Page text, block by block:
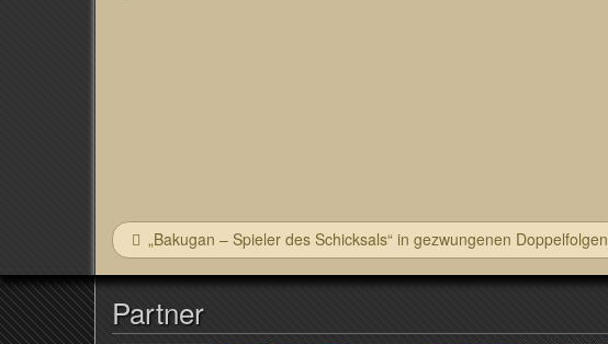
„Bakugan – Spieler des Schicksals“ in gezwungenen Doppelfolgen
Partner